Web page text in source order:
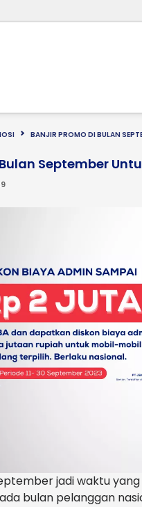
BANJIR PROMO DI BULAN
September
jadi waktu
bulan pelanggan